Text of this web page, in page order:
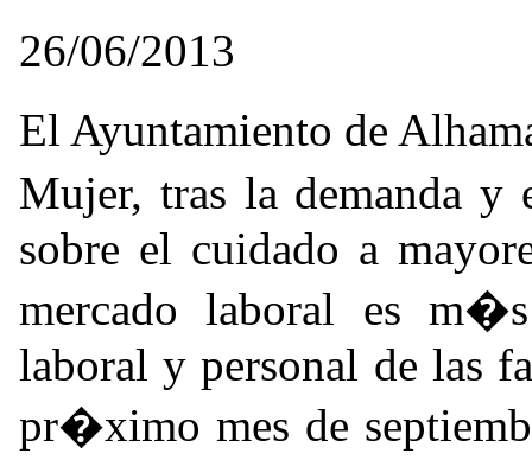
26/06/2013
El Ayuntamiento de
Mujer, tras la demanda
sobre el cuidado a
mercado laboral es
laboral y personal de las
pr�ximo mes de